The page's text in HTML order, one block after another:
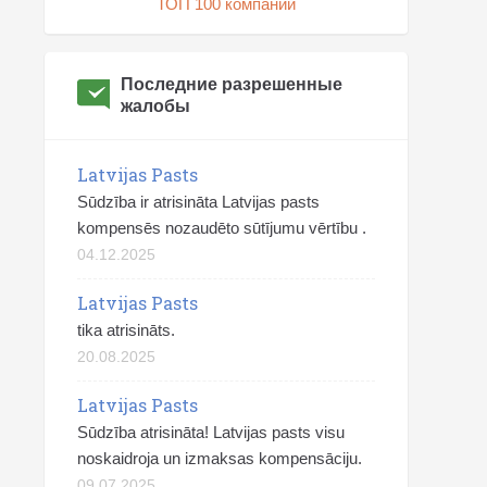
ТОП 100 компаний
Последние разрешенные
жалобы
Latvijas Pasts
Sūdzība ir atrisināta Latvijas pasts
kompensēs nozaudēto sūtījumu vērtību .
04.12.2025
Latvijas Pasts
tika atrisināts.
20.08.2025
Latvijas Pasts
Sūdzība atrisināta! Latvijas pasts visu
noskaidroja un izmaksas kompensāciju.